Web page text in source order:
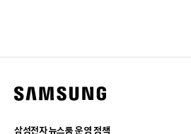
삼성전자 뉴스룸 운영 정책